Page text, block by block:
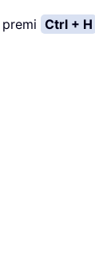
Ctrl + H